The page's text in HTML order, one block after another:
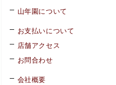
山年園について
お支払いについて
店舗アクセス
お問合わせ
会社概要